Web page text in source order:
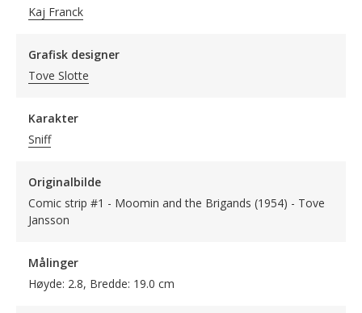
Kaj Franck
Grafisk designer
Tove Slotte
Karakter
Sniff
Originalbilde
Comic strip #1 - Moomin and the Brigands (1954) - Tove
Jansson
Målinger
Høyde: 2.8, Bredde: 19.0 cm